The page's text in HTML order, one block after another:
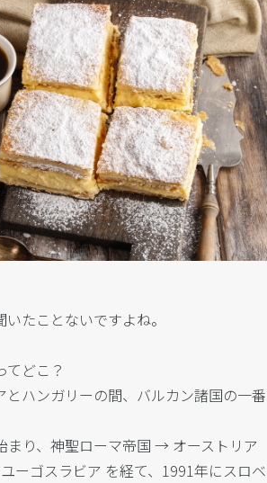
たことないですよね。
てどこ？
とハンガリーの間、バルカン諸国の一番
まり、神聖ローマ帝国 → オーストリア
ーゴスラビア を経て、1991年にスロベ